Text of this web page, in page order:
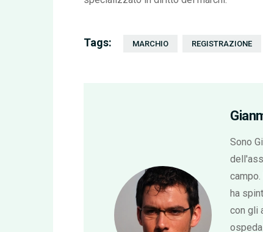
Tags: MARCHIO REGISTRAZIONE
Sono
ha
con gli